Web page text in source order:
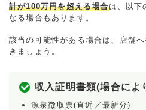
計が100万円を超える場合は、以下
なる場合もあります。
該当の可能性がある場合は、店舗
きましょう。
収入証明書類(場合によ
源泉徴収票(直近／最新分)